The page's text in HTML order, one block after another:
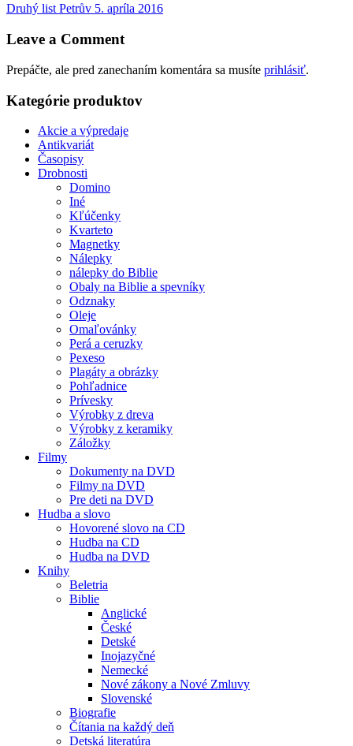
Navigácia
v
Druhý list Petrův Previous
5. apríla 2016
Leave a Comment
Prepáčte, ale pred zanechaním komentára sa musíte prihlásiť.
Kategórie produktov
Akcie a výpredaje
Antikvariát
Časopisy
Drobnosti
Domino
Iné
Kľúčenky
Kvarteto
Magnetky
Nálepky
nálepky do Biblie
Obaly na Biblie a spevníky
Odznaky
Oleje
Omaľovánky
Perá a ceruzky
Pexeso
Plagáty a obrázky
Pohľadnice
Prívesky
Výrobky z dreva
Výrobky z keramiky
Záložky
Filmy
Dokumenty na DVD
Filmy na DVD
Pre deti na DVD
Hudba a slovo
Hovorené slovo na CD
Hudba na CD
Hudba na DVD
Knihy
Beletria
Biblie
Anglické
České
Detské
Inojazyčné
Nemecké
Nové zákony a Nové Zmluvy
Slovenské
Biografie
Čítania na každý deň
Detská literatúra